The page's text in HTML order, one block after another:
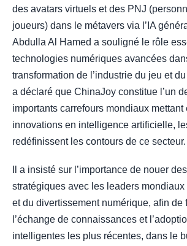
des avatars virtuels et des PNJ
joueurs) dans le métavers via l’IA
Abdulla Al Hamed a souligné le rôle
technologies numériques avancées
transformation de l’industrie du jeu et du
a déclaré que ChinaJoy constitue l’un
importants carrefours mondiaux
innovations en intelligence artificielle,
redéfinissent les contours de ce secteur.
Il a insisté sur l’importance de nouer
stratégiques avec les leaders
et du divertissement numérique, afin de
l’échange de connaissances et
intelligentes les plus récentes, dans le